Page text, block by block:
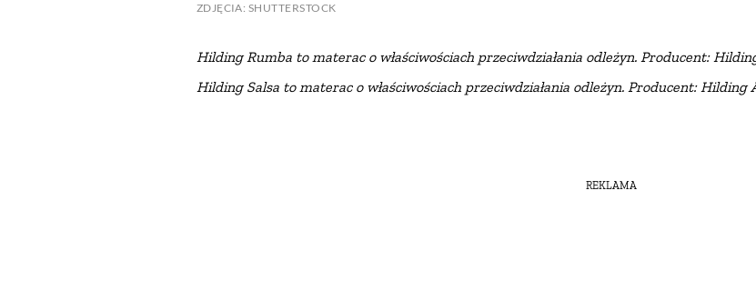
ZDJĘCIA: SHUTTERSTOCK
Hilding Rumba to materac o właściwościach przeciwdziałania odleżyn. Producent:
Hilding Salsa to materac o właściwościach przeciwdziałania odleżyn. Producent: Hilding
REKLAMA